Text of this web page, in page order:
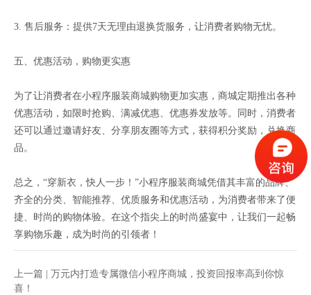
3. 售后服务：提供7天无理由退换货服务，让消费者购物无忧。
五、优惠活动，购物更实惠
为了让消费者在小程序服装商城购物更加实惠，商城定期推出各种
优惠活动，如限时抢购、满减优惠、优惠券发放等。同时，消费者
还可以通过邀请好友、分享朋友圈等方式，获得积分奖励，兑换商
品。
总之，“穿新衣，快人一步！”小程序服装商城凭借其丰富的品牌、
齐全的分类、智能推荐、优质服务和优惠活动，为消费者带来了便
捷、时尚的购物体验。在这个指尖上的时尚盛宴中，让我们一起畅
享购物乐趣，成为时尚的引领者！
上一篇 | 万元内打造专属微信小程序商城，投资回报率高到你惊
喜！